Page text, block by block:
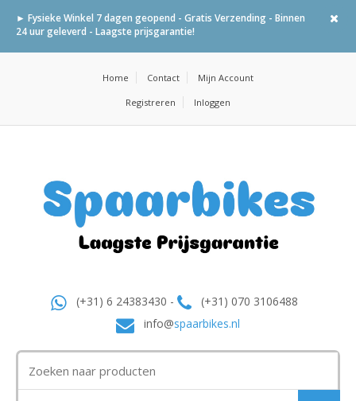
► Fysieke Winkel 7 dagen geopend - Gratis Verzending - Binnen
24 uur geleverd - Laagste prijsgarantie!
Home Contact Mijn Account
Registreren Inloggen
(+31) 6 24383430 -
(+31) 070 3106488
info@spaarbikes.nl